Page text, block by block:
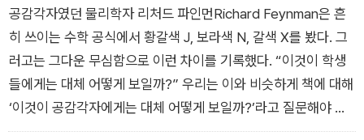
공감각자였던 물리학자 리처드 파인먼Richard Feynman은 흔
히 쓰이는 수학 공식에서 황갈색 J, 보라색 N, 갈색 X를 봤다. 그
러고는 그다운 무심함으로 이런 차이를 기록했다. “이것이 학생
들에게는 대체 어떻게 보일까?” 우리는 이와 비슷하게 책에 대해
‘이것이 공감각자에게는 대체 어떻게 보일까?’라고 질문해야 한
다.